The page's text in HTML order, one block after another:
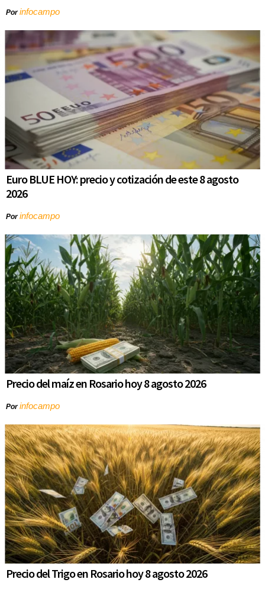
Porinfocampo
Euro BLUE HOY: precio y cotización de este 8 agosto
2026
Porinfocampo
Precio del maíz en Rosario hoy 8 agosto 2026
Porinfocampo
Precio del Trigo en Rosario hoy 8 agosto 2026